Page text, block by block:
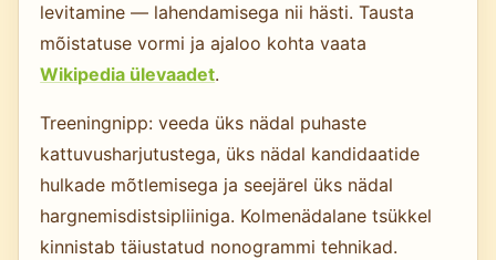
levitamine — lahendamisega nii hästi. Tausta
mõistatuse vormi ja ajaloo kohta vaata
Wikipedia ülevaadet.
Treeningnipp: veeda üks nädal puhaste
kattuvusharjutustega, üks nädal kandidaatide
hulkade mõtlemisega ja seejärel üks nädal
hargnemisdistsipliiniga. Kolmenädalane tsükkel
kinnistab täiustatud nonogrammi tehnikad.